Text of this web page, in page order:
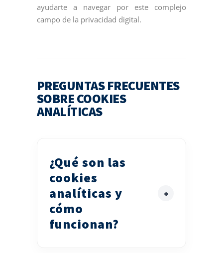
ayudarte a navegar por este complejo
campo de la privacidad digital.
PREGUNTAS FRECUENTES
SOBRE COOKIES
ANALÍTICAS
¿Qué son las
cookies
analíticas y
cómo
funcionan?